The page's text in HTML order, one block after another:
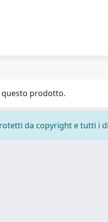
questo prodotto.
da copyright e tutti i